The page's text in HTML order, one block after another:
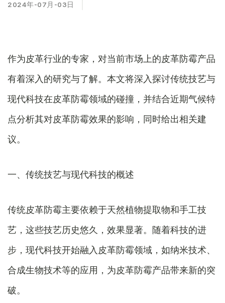
2024年-07月-03日
作为皮革行业的专家，对当前市场上的皮革防霉产品
有着深入的研究与了解。本文将深入探讨传统技艺与
现代科技在皮革防霉领域的碰撞，并结合近期气候特
点分析其对皮革防霉效果的影响，同时给出相关建
议。
一、传统技艺与现代科技的概述
传统皮革防霉主要依赖于天然植物提取物和手工技
艺，这些技艺历史悠久，效果显著。随着科技的进
步，现代科技开始融入皮革防霉领域，如纳米技术、
合成生物技术等的应用，为皮革防霉产品带来新的突
破。